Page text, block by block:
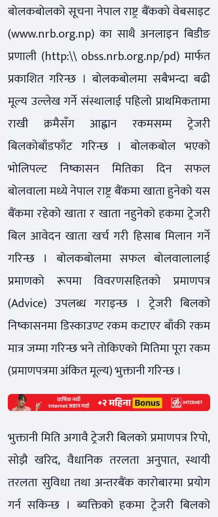
बोलकबोलको सूचना नेपाल राष्ट्र बैंकको वेबसाइट
(www.nrb.org.np) का साथै अनलाइन बिडीङ
प्रणाली (http:\\ obss.nrb.org.np/pd) मार्फत
प्रकाशित गरिन्छ । बोलकबोलमा सबैभन्दा बढी
मूल्य उल्लेख गर्ने संस्थालाई पहिलो प्राथमिकतामा
राखी क्रमैसँग आह्वान रकमसम्म ट्रेजरी
बिलकोबाँडफाँट गरिन्छ । बोलकबोल भएको
भोलिपल्ट निष्कासन मितिका दिन सफल
बोलवाला मध्ये नेपाल राष्ट्र बैंकमा खाता हुनेको यस
बैंकमा रहेको खाता र खाता नहुनेको हकमा ट्रेजरी
बिल आवेदन खाता खर्च गरी हिसाब मिलान गर्ने
गरिन्छ । बोलकबोलमा सफल बोलवालालाई
प्रमाणको रूपमा विवरणसहितको प्रमाणपत्र
(Advice) उपलब्ध गराइन्छ । ट्रेजरी बिलको
निष्कासनमा डिस्काउण्ट रकम कटाएर बाँकी रकम
मात्र जम्मा गरिन्छ भने तोकिएको मितिमा पूरा रकम
(प्रमाणपत्रमा अंकित मूल्य) भुक्तानी गरिन्छ ।
भुक्तानी मिति अगावै ट्रेजरी बिलको प्रमाणपत्र रिपो,
सोझै खरिद, वैधानिक तरलता अनुपात, स्थायी
तरलता सुविधा तथा अन्तरबैंक कारोबारमा प्रयोग
गर्न सकिन्छ । ब्यक्तिको हकमा ट्रेजरी बिलको